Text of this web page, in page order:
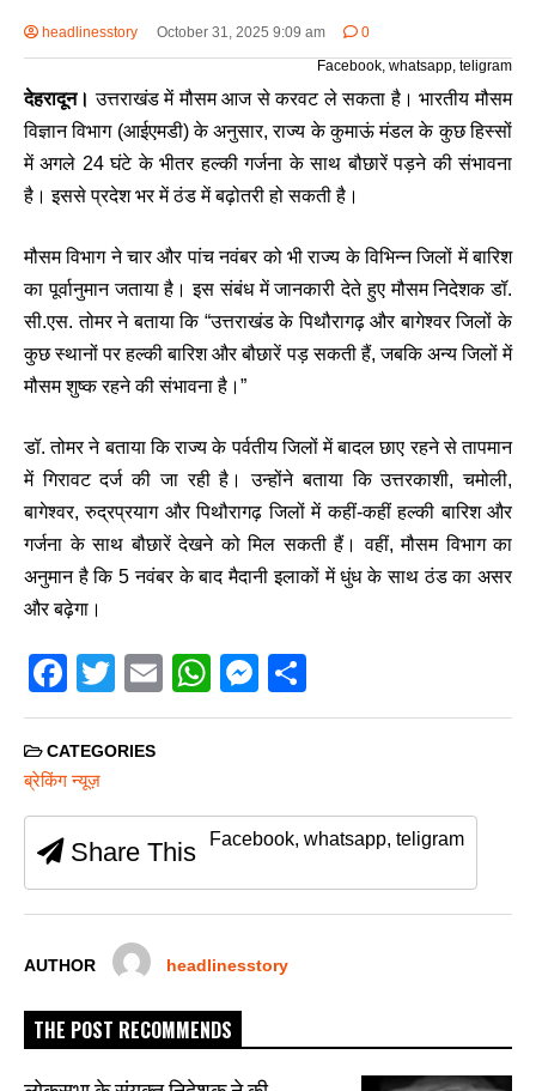
headlinesstory October 31, 2025 9:09 am
0
Facebook, whatsapp, teligram
देहरादून। उत्तराखंड में मौसम आज से करवट ले सकता है। भारतीय मौसम
विज्ञान विभाग (आईएमडी) के अनुसार, राज्य के कुमाऊं मंडल के कुछ हिस्सों
में अगले 24 घंटे के भीतर हल्की गर्जना के साथ बौछारें पड़ने की संभावना
है। इससे प्रदेश भर में ठंड में बढ़ोतरी हो सकती है।
मौसम विभाग ने चार और पांच नवंबर को भी राज्य के विभिन्न जिलों में बारिश
का पूर्वानुमान जताया है। इस संबंध में जानकारी देते हुए मौसम निदेशक डॉ.
सी.एस. तोमर ने बताया कि “उत्तराखंड के पिथौरागढ़ और बागेश्वर जिलों के
कुछ स्थानों पर हल्की बारिश और बौछारें पड़ सकती हैं, जबकि अन्य जिलों में
मौसम शुष्क रहने की संभावना है।”
डॉ. तोमर ने बताया कि राज्य के पर्वतीय जिलों में बादल छाए रहने से तापमान
में गिरावट दर्ज की जा रही है। उन्होंने बताया कि उत्तरकाशी, चमोली,
बागेश्वर, रुद्रप्रयाग और पिथौरागढ़ जिलों में कहीं-कहीं हल्की बारिश और
गर्जना के साथ बौछारें देखने को मिल सकती हैं। वहीं, मौसम विभाग का
अनुमान है कि 5 नवंबर के बाद मैदानी इलाकों में धुंध के साथ ठंड का असर
और बढ़ेगा।
F
a
c
e
b
o
o
T
wi
tt
E
m
W
h
A
p
M
e
n
er
h
CATEGORIES
ब्रेकिंग न्यूज़
Share This Facebook, whatsapp, teligram
AUTHOR headlinesstory
THE POST RECOMMENDS